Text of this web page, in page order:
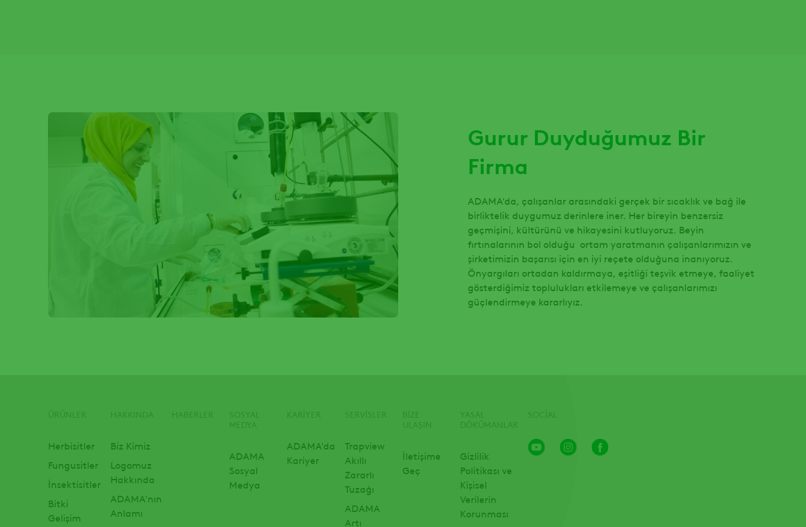
Gurur Duyduğumuz Bir
Firma
ADAMA'da, çalışanlar arasındaki gerçek bir sıcaklık ve bağ ile
birliktelik duygumuz derinlere iner. Her bireyin benzersiz
geçmişini, kültürünü ve hikayesini kutluyoruz. Beyin
fırtınalarının bol olduğu ortam yaratmanın çalışanlarımızın ve
şirketimizin başarısı için en iyi reçete olduğuna inanıyoruz.
Önyargıları ortadan kaldırmaya, eşitliği teşvik etmeye, faaliyet
gösterdiğimiz toplulukları etkilemeye ve çalışanlarımızı
güçlendirmeye kararlıyız.
Herbisitler
Fungusitler
İnsektisitler
Bitki
Gelişim
Biz Kimiz
Logomuz
Hakkında
ADAMA'nın
Anlamı
ADAMA
Sosyal
Medya
ADAMA'da
Kariyer
Trapview
Akıllı
Zararlı
Tuzağı
ADAMA
Artı
İletişime
Geç
Gizlilik
Politikası ve
Kişisel
Verilerin
Korunması
Youtube
Channel
InstagramFacebook